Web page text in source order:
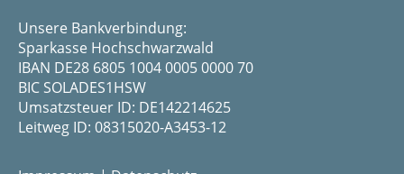
Unsere Bankverbindung:
Sparkasse Hochschwarzwald
IBAN DE28 6805 1004 0005 0000 70
BIC SOLADES1HSW
Umsatzsteuer ID: DE142214625
Leitweg ID: 08315020-A3453-12